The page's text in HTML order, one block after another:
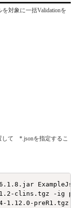
対象に一括Validationを
して *.jsonを指定するこ
clins.tgz -ig
1.12.0-